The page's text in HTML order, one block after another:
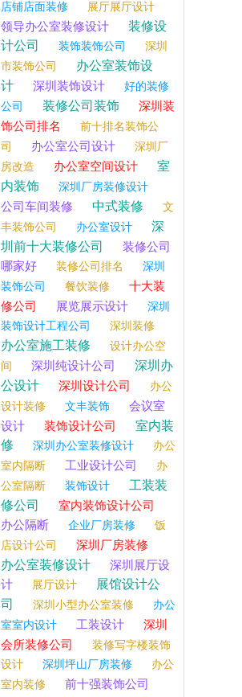
店铺店面装修
展厅展厅设计
领导办公室装修设计
装修设
计公司
装饰装饰公司
深圳
市装饰公司
办公室装饰设
计
深圳装饰设计
好的装修
公司
装修公司装饰
深圳装
饰公司排名
前十排名装饰公
司
办公室公司设计
深圳厂
房改造
办公室空间设计
室
内装饰
深圳厂房装修设计
公司车间装修 中式装修
文
丰装饰公司
办公室设计
深
圳前十大装修公司
装修公司
哪家好
装修公司排名
深圳
装饰公司
餐饮装修
十大装
修公司
展览展示设计
深圳
装饰设计工程公司
深圳装修
办公室施工装修
设计办公空
间
深圳纯设计公司
深圳办
公设计
深圳设计公司
办公
设计装修
文丰装饰
会议室
设计
装饰设计公司
室内装
修
深圳办公室装修设计
办公
室内隔断
工业设计公司
办
公室隔断
装饰设计
工装装
修公司
室内装饰设计公司
办公隔断
企业厂房装修
饭
店设计公司
深圳厂房装修
办公室装修设计
深圳展厅设
计
展厅设计
展馆设计公
司
深圳小型办公室装修
办公
室室内设计
工装设计
深圳
会所装修公司
装修写字楼装饰
设计
深圳坪山厂房装修
办公
室内装修
前十强装饰公司